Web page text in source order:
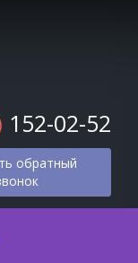
152-02-52
обратный